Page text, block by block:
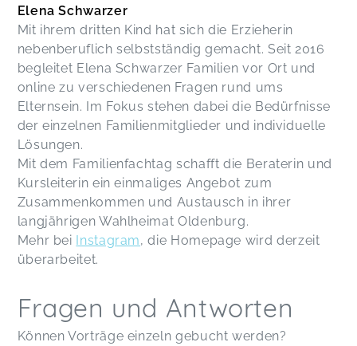
Elena Schwarzer
Mit ihrem dritten Kind hat sich die Erzieherin
nebenberuflich selbstständig gemacht. Seit 2016
begleitet Elena Schwarzer Familien vor Ort und
online zu verschiedenen Fragen rund ums
Elternsein. Im Fokus stehen dabei die Bedürfnisse
der einzelnen Familienmitglieder und individuelle
Lösungen.
Mit dem Familienfachtag schafft die Beraterin und
Kursleiterin ein einmaliges Angebot zum
Zusammenkommen und Austausch in ihrer
langjährigen Wahlheimat Oldenburg.
Mehr bei Instagram, die Homepage wird derzeit
überarbeitet.
Fragen und Antworten
Können Vorträge einzeln gebucht werden?